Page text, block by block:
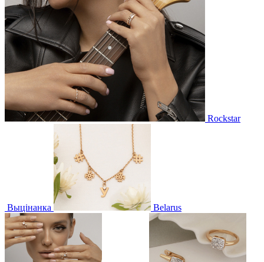
Rockstar
Выцінанка Belarus